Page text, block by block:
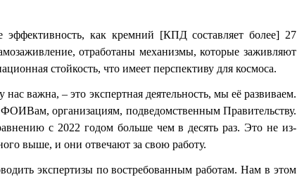
как кремний [КПД составляет более] 27
отработаны механизмы, которые заживляют
стойкость, что имеет перспективу для космоса.
важна, – это экспертная деятельность, мы её развиваем.
организациям, подведомственным Правительству.
с 2022 годом больше чем в десять раз. Это не из-
выше, и они отвечают за свою работу.
экспертизы по востребованным работам. Нам в этом